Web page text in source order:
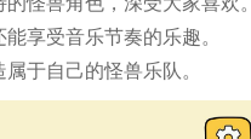
享受音乐节奏的乐趣。
于自己的怪兽乐队。